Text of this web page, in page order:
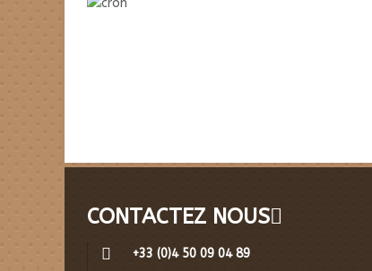
CONTACTEZ NOUS
+33 (0)4 50 09 04 89